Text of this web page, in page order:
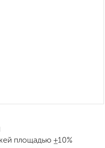
площадью ±10%